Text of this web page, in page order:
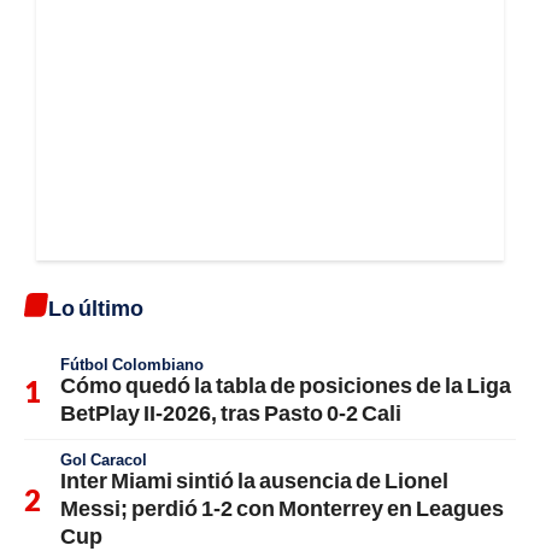
Lo último
Fútbol Colombiano
Cómo quedó la tabla de posiciones de la Liga
BetPlay II-2026, tras Pasto 0-2 Cali
Gol Caracol
Inter Miami sintió la ausencia de Lionel
Messi; perdió 1-2 con Monterrey en Leagues
Cup